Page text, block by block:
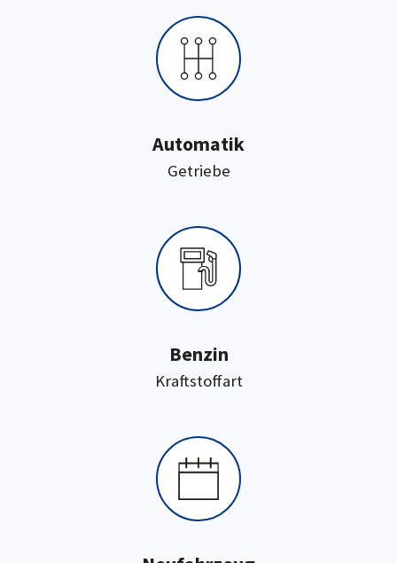
Getriebe:
Automatik
Kraftstoffart:
Benzin